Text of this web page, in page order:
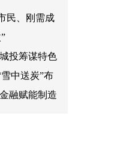
民、刚需成
投筹谋特色
中送炭”布
融赋能制造